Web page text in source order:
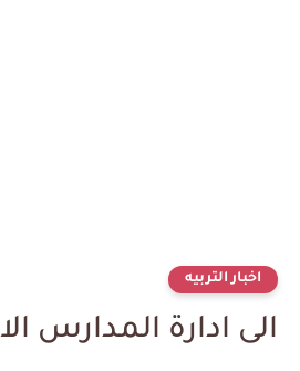
اخبار التربيه
الى ادارة المدارس